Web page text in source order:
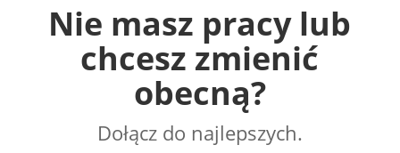
Nie masz pracy lub
chcesz zmienić
obecną?
Dołącz do najlepszych.